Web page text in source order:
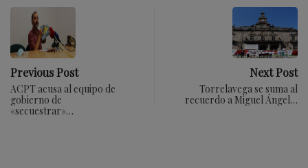
Previous Post
ACPT acusa al equipo de
gobierno de
«secuestrar»…
Next Post
Torrelavega se suma al
recuerdo a Miguel Ángel…